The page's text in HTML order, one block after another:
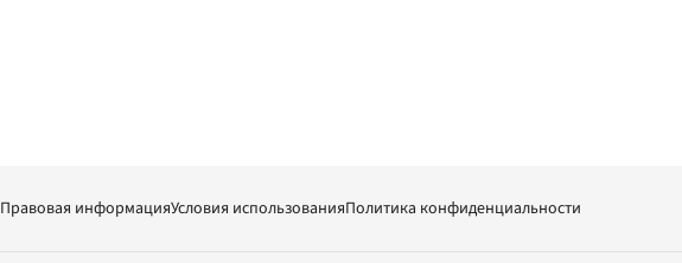
Правовая информацияУсловия использованияПолитика конфиденциальности